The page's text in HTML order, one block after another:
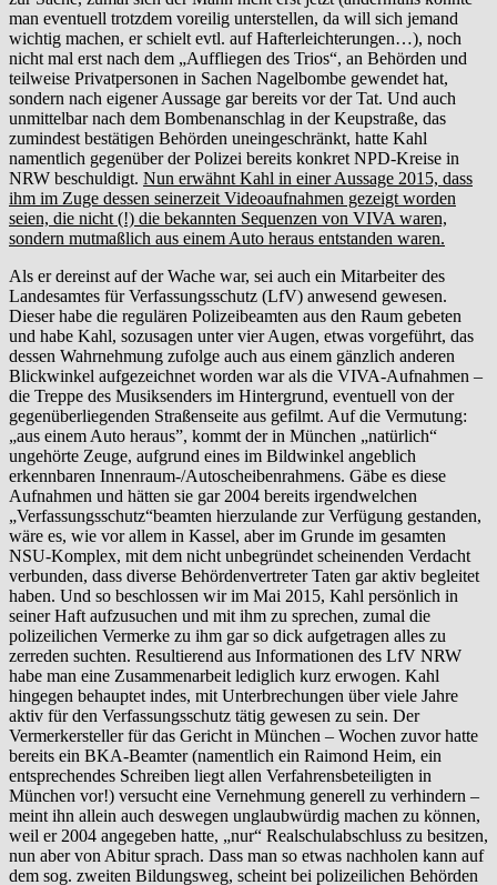
man eventuell trotzdem voreilig unterstellen, da will sich jemand
wichtig machen, er schielt evtl. auf Hafterleichterungen…), noch
nicht mal erst nach dem „Auffliegen des Trios“, an Behörden und
teilweise Privatpersonen in Sachen Nagelbombe gewendet hat,
sondern nach eigener Aussage gar bereits vor der Tat. Und auch
unmittelbar nach dem Bombenanschlag in der Keupstraße, das
zumindest bestätigen Behörden uneingeschränkt, hatte Kahl
namentlich gegenüber der Polizei bereits konkret NPD-Kreise in
NRW beschuldigt. Nun erwähnt Kahl in einer Aussage 2015, dass
ihm im Zuge dessen seinerzeit Videoaufnahmen gezeigt worden
seien, die nicht (!) die bekannten Sequenzen von VIVA waren,
sondern mutmaßlich aus einem Auto heraus entstanden waren.
Als er dereinst auf der Wache war, sei auch ein Mitarbeiter des
Landesamtes für Verfassungsschutz (LfV) anwesend gewesen.
Dieser habe die regulären Polizeibeamten aus den Raum gebeten
und habe Kahl, sozusagen unter vier Augen, etwas vorgeführt, das
dessen Wahrnehmung zufolge auch aus einem gänzlich anderen
Blickwinkel aufgezeichnet worden war als die VIVA-Aufnahmen –
die Treppe des Musiksenders im Hintergrund, eventuell von der
gegenüberliegenden Straßenseite aus gefilmt. Auf die Vermutung:
„aus einem Auto heraus”, kommt der in München „natürlich“
ungehörte Zeuge, aufgrund eines im Bildwinkel angeblich
erkennbaren Innenraum-/Autoscheibenrahmens. Gäbe es diese
Aufnahmen und hätten sie gar 2004 bereits irgendwelchen
„Verfassungsschutz“beamten hierzulande zur Verfügung gestanden,
wäre es, wie vor allem in Kassel, aber im Grunde im gesamten
NSU-Komplex, mit dem nicht unbegründet scheinenden Verdacht
verbunden, dass diverse Behördenvertreter Taten gar aktiv begleitet
haben. Und so beschlossen wir im Mai 2015, Kahl persönlich in
seiner Haft aufzusuchen und mit ihm zu sprechen, zumal die
polizeilichen Vermerke zu ihm gar so dick aufgetragen alles zu
zerreden suchten. Resultierend aus Informationen des LfV NRW
habe man eine Zusammenarbeit lediglich kurz erwogen. Kahl
hingegen behauptet indes, mit Unterbrechungen über viele Jahre
aktiv für den Verfassungsschutz tätig gewesen zu sein. Der
Vermerkersteller für das Gericht in München – Wochen zuvor hatte
bereits ein BKA-Beamter (namentlich ein Raimond Heim, ein
entsprechendes Schreiben liegt allen Verfahrensbeteiligten in
München vor!) versucht eine Vernehmung generell zu verhindern –
meint ihn allein auch deswegen unglaubwürdig machen zu können,
weil er 2004 angegeben hatte, „nur“ Realschulabschluss zu besitzen,
nun aber von Abitur sprach. Dass man so etwas nachholen kann auf
dem sog. zweiten Bildungsweg, scheint bei polizeilichen Behörden